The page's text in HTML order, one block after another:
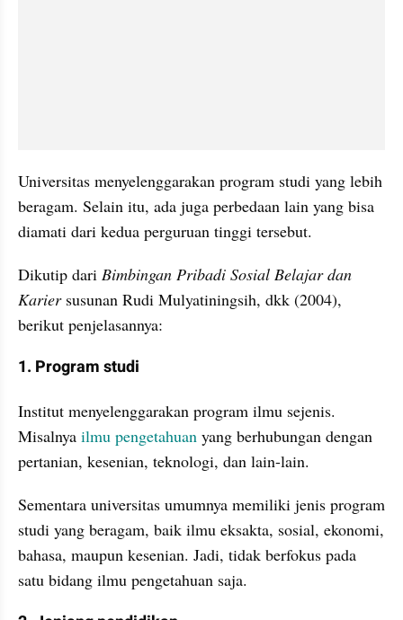
Universitas menyelenggarakan program studi yang lebih
beragam. Selain itu, ada juga perbedaan lain yang bisa
diamati dari kedua perguruan tinggi tersebut.
Dikutip dari Bimbingan Pribadi Sosial Belajar dan
Karier susunan Rudi Mulyatiningsih, dkk (2004),
berikut penjelasannya:
1. Program studi
Institut menyelenggarakan program ilmu sejenis.
Misalnya ilmu pengetahuan yang berhubungan dengan
pertanian, kesenian, teknologi, dan lain-lain.
Sementara universitas umumnya memiliki jenis program
studi yang beragam, baik ilmu eksakta, sosial, ekonomi,
bahasa, maupun kesenian. Jadi, tidak berfokus pada
satu bidang ilmu pengetahuan saja.